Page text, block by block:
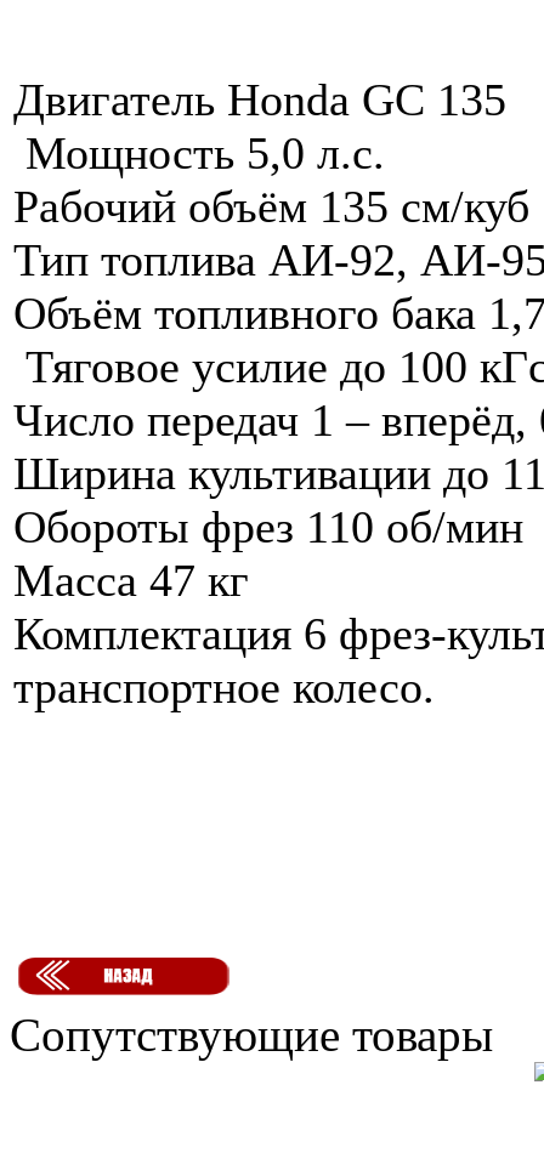
Двигатель Honda GC 135
Мощность 5,0 л.с.
Рабочий объём 135 см/куб
Тип топлива АИ-92, АИ-
Объём топливного бака
Тяговое усилие до 100
Число передач 1 – вперёд,
Ширина культивации до
Обороты фрез 110 об/мин
Масса 47 кг
Комплектация 6 фрез-
транспортное колесо.
Сопутствующие товары